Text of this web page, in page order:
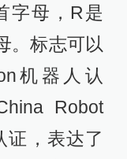
字母，R是
。标志可以
机器人认
Robot
证，表达了